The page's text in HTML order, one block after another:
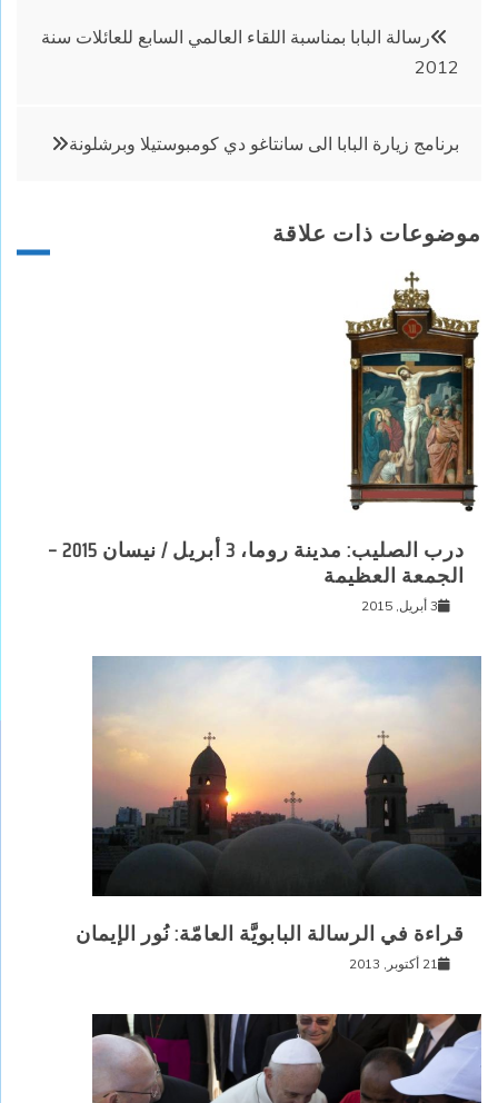
تصفّح
المقالات
رسالة البابا بمناسبة اللقاء العالمي السابع للعائلات سنة
2012
برنامج زيارة البابا الى سانتاغو دي كومبوستيلا وبرشلونة
موضوعات ذات علاقة
درب الصليب: مدينة روما، 3 أبريل / نيسان 2015 –
الجمعة العظيمة
3 أبريل, 2015
قراءة في الرسالة البابويَّة العامّة: نُور الإيمان
21 أكتوبر, 2013